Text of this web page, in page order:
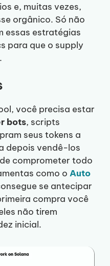
e, muitas vezes,
orgânico. Só não
essas estratégias
para que o supply
você precisa estar
bots, scripts
seus tokens a
depois vendê-los
comprometer todo
como o Auto
se antecipar
compra você
não tirem
inicial.